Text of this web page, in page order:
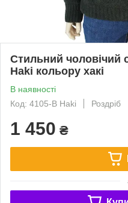
Стильний чоловічий
Haki кольору хакі
В наявності
Код: 4105-B Haki
Роздріб
1 450 ₴